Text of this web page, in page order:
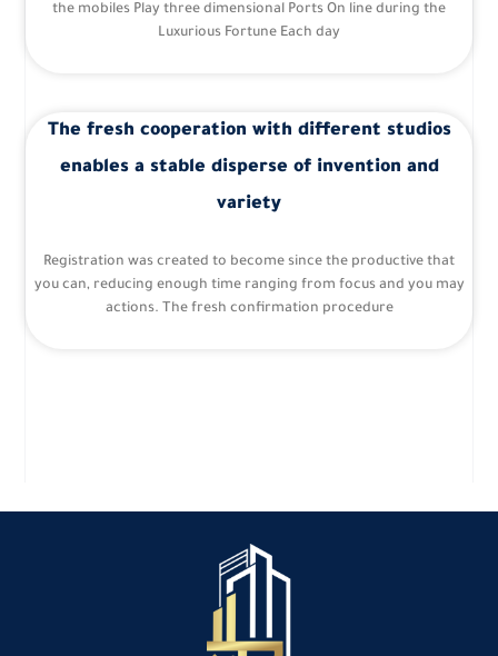
the mobiles Play three dimensional Ports On line during the
Luxurious Fortune Each day
The fresh cooperation with different studios
enables a stable disperse of invention and
variety
Registration was created to become since the productive that
you can, reducing enough time ranging from focus and you may
actions. The fresh confirmation procedure